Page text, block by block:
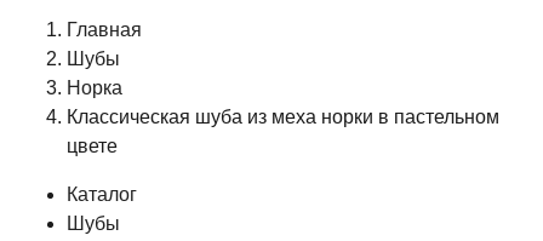
Главная
Шубы
Норка
Классическая шуба из меха норки в пастельном
цвете
Каталог
Шубы